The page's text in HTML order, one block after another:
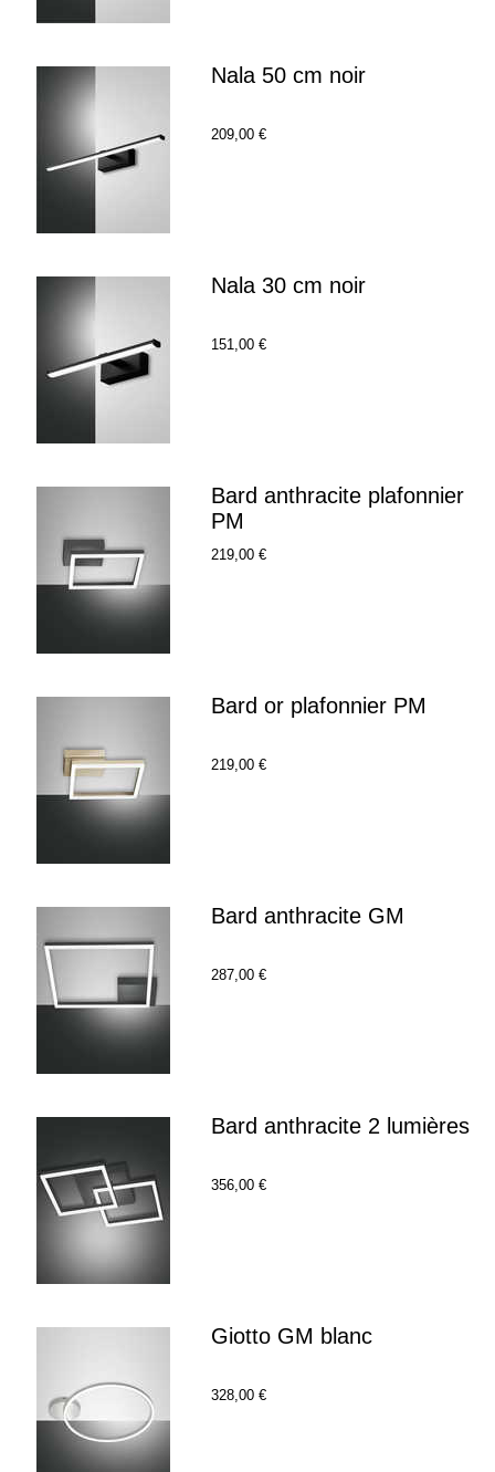
Nala 50 cm noir
209,00 €
Nala 30 cm noir
151,00 €
Bard anthracite plafonnier
PM
219,00 €
Bard or plafonnier PM
219,00 €
Bard anthracite GM
287,00 €
Bard anthracite 2 lumières
356,00 €
Giotto GM blanc
328,00 €